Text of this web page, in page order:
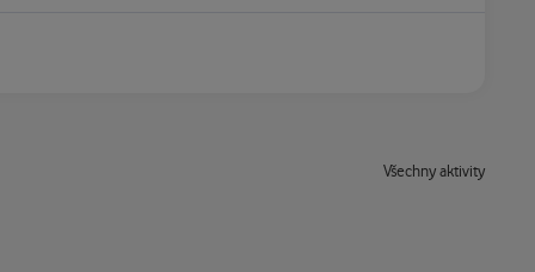
Všechny aktivity